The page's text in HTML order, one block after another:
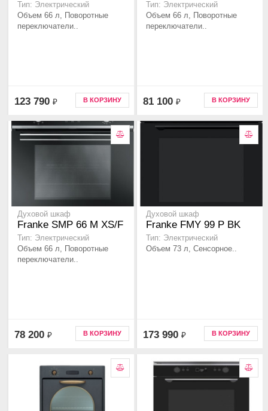
Тип: Электрический
Объем 66 л, Поворотные
переключатели..
123 790 ₽ В КОРЗИНУ
Тип: Электрический
Объем 66 л, Поворотные
переключатели..
81 100 ₽ В КОРЗИНУ
Духовой шкаф
Franke SMP 66 M XS/F
Тип: Электрический
Объем 66 л, Поворотные
переключатели..
78 200 ₽ В КОРЗИНУ
Духовой шкаф
Franke FMY 99 P BK
Тип: Электрический
Объем 73 л, Сенсорное..
173 990 ₽ В КОРЗИНУ